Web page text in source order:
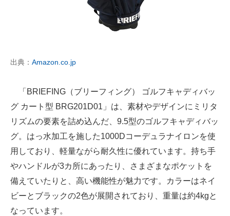
出典： Amazon.co.jp
「BRIEFING（ブリーフィング） ゴルフキャディバッ
グ カート型 BRG201D01」は、素材やデザインにミリタ
リズムの要素を詰め込んだ、9.5型のゴルフキャディバッ
グ。はっ水加工を施した1000Dコーデュラナイロンを使
用しており、軽量ながら耐久性に優れています。持ち手
やハンドルが3カ所にあったり、さまざまなポケットを
備えていたりと、高い機能性が魅力です。カラーはネイ
ビーとブラックの2色が展開されており、重量は約4kgと
なっています。